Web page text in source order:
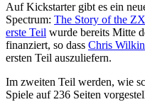
Auf Kickstarter gibt es ein
Spectrum: The Story of the
erste Teil wurde bereits Mitte
finanziert, so dass Chris
ersten Teil auszuliefern.
Im zweiten Teil werden, wie
Spiele auf 236 Seiten